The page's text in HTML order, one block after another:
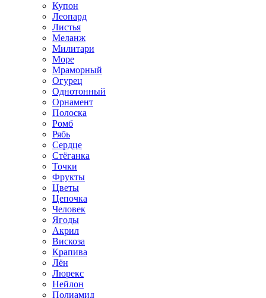
Купон
Леопард
Листья
Меланж
Милитари
Море
Мраморный
Огурец
Однотонный
Орнамент
Полоска
Ромб
Рябь
Сердце
Стёганка
Точки
Фрукты
Цветы
Цепочка
Человек
Ягоды
Акрил
Вискоза
Крапива
Лён
Люрекс
Нейлон
Полиамид